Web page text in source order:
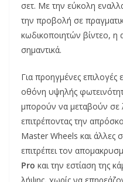
σετ. Με την εύκολη
την προβολή σε
κωδικοποιητών βίντεο, η
σημαντικά.
Για προηγμένες
οθόνη υψηλής
μπορούν να μεταβούν σε
επιτρέποντας την
Master Wheels και άλλες
επιτρέπει τον
Pro και την εστίαση της